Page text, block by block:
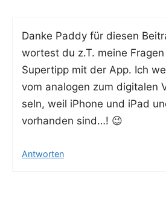
Dan­ke Pad­dy für die­sen
wor­test du z.T. mei­ne
Super­tipp mit der App. Ich
vom ana­lo­gen zum digi­ta­len
seln, weil iPho­ne und iPad
vor­han­den sind…! 😉
Antworten